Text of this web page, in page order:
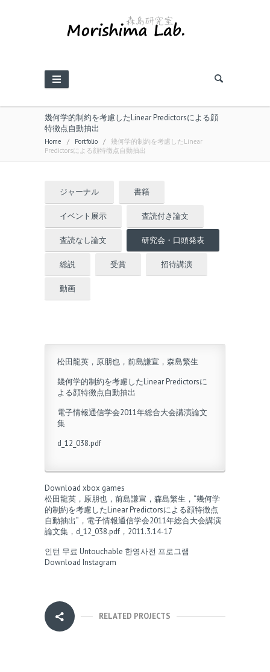
幾何学的制約を考慮したLinear Predictorsによる顔
特徴点自動抽出
Home / Portfolio / 幾何学的制約を考慮したLinear
Predictorsによる顔特徴点自動抽出
ジャーナル 書籍
イベント展示 査読付き論文
査読なし論文 研究会・口頭発表
総説 受賞 招待講演
動画
松田龍英，原朋也，前島謙宣，森島繁生
幾何学的制約を考慮したLinear Predictorsに
よる顔特徴点自動抽出
電子情報通信学会2011年総合大会講演論文
集
d_12_038.pdf
Download xbox games
松田龍英，原朋也，前島謙宣，森島繁生，“幾何学
的制約を考慮したLinear Predictorsによる顔特徴点
自動抽出”，電子情報通信学会2011年総合大会講演
論文集，d_12_038.pdf，2011.3.14-17
인턴 무료 Untouchable 한영사전 프로그램
Download Instagram
RELATED PROJECTS